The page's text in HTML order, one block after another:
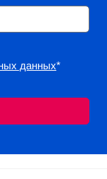
данных*